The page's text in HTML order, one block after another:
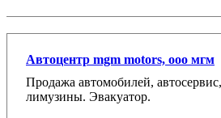
Автоцентр mgm motors, ооо мгм
Продажа автомобилей,
лимузины. Эвакуатор.